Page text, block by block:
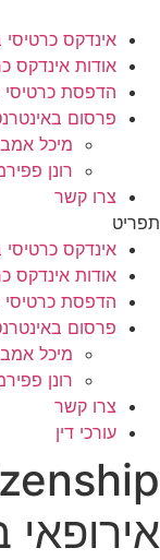
לתוכן
אינדקס כרטיסי
אודות אינדקס
הדפסת כרטיסי
פרסום
מיכל
רונן
צרו קשר
תפריט
אינדקס כרטיסי
אודות אינדקס
הדפסת כרטיסי
פרסום
מיכל
רונן
צרו קשר
עורכי דין